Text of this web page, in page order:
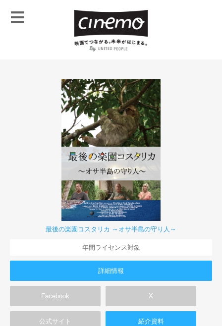
最後の楽園コスタリカ ～オサ半島の守り人～
年間ライセンス対象
詳細情報
Facebook X
公式サイト 紹介資料